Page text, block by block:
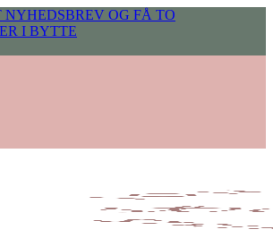
OG FÅ TO
I BYTTE